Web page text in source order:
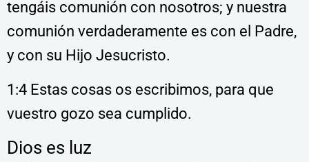
tengáis comunión con nosotros; y nuestra
comunión verdaderamente es con el Padre,
y con su Hijo Jesucristo.
1:4 Estas cosas os escribimos, para que
vuestro gozo sea cumplido.
Dios es luz